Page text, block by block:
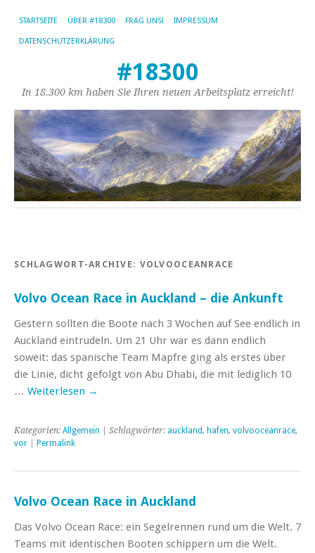
STARTSEITE ÜBER #18300 FRAG UNS! IMPRESSUM
DATENSCHUTZERKLÄRUNG
#18300
In 18.300 km haben Sie Ihren neuen Arbeitsplatz erreicht!
SCHLAGWORT-ARCHIVE: VOLVOOCEANRACE
Volvo Ocean Race in Auckland – die Ankunft
Gestern sollten die Boote nach 3 Wochen auf See endlich in
Auckland eintrudeln. Um 21 Uhr war es dann endlich
soweit: das spanische Team Mapfre ging als erstes über
die Linie, dicht gefolgt von Abu Dhabi, die mit lediglich 10
… Weiterlesen →
Kategorien: Allgemein | Schlagwörter: auckland, hafen, volvooceanrace,
vor
Permalink
Volvo Ocean Race in Auckland
Das Volvo Ocean Race: ein Segelrennen rund um die Welt. 7
Teams mit identischen Booten schippern um die Welt.